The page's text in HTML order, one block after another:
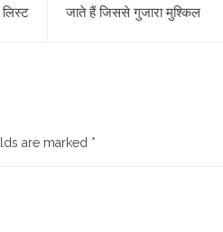
लिस्ट
जाते हैं जिससे गुजारा मुश्किल
are marked *